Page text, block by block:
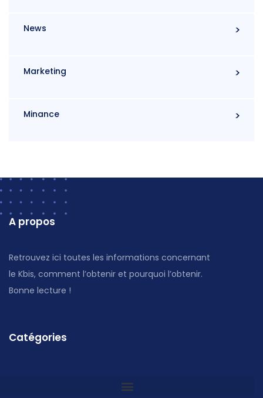
News
Marketing
Minance
A propos
Retrouvez ici toutes les informations concernant
le Kbis, comment l’obtenir et pourquoi l’obtenir.
Bonne lecture !
Catégories